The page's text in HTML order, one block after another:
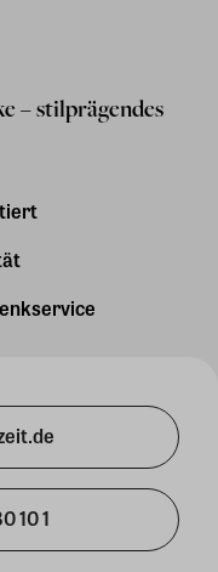
– stilprägendes
10 1